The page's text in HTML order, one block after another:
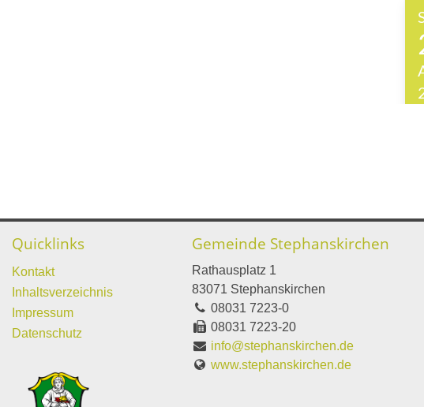
Quicklinks
Kontakt
Inhaltsverzeichnis
Impressum
Datenschutz
Gemeinde Stephanskirchen
Rathausplatz 1
83071 Stephanskirchen
08031 7223-0
08031 7223-20
info@stephanskirchen.de
www.stephanskirchen.de